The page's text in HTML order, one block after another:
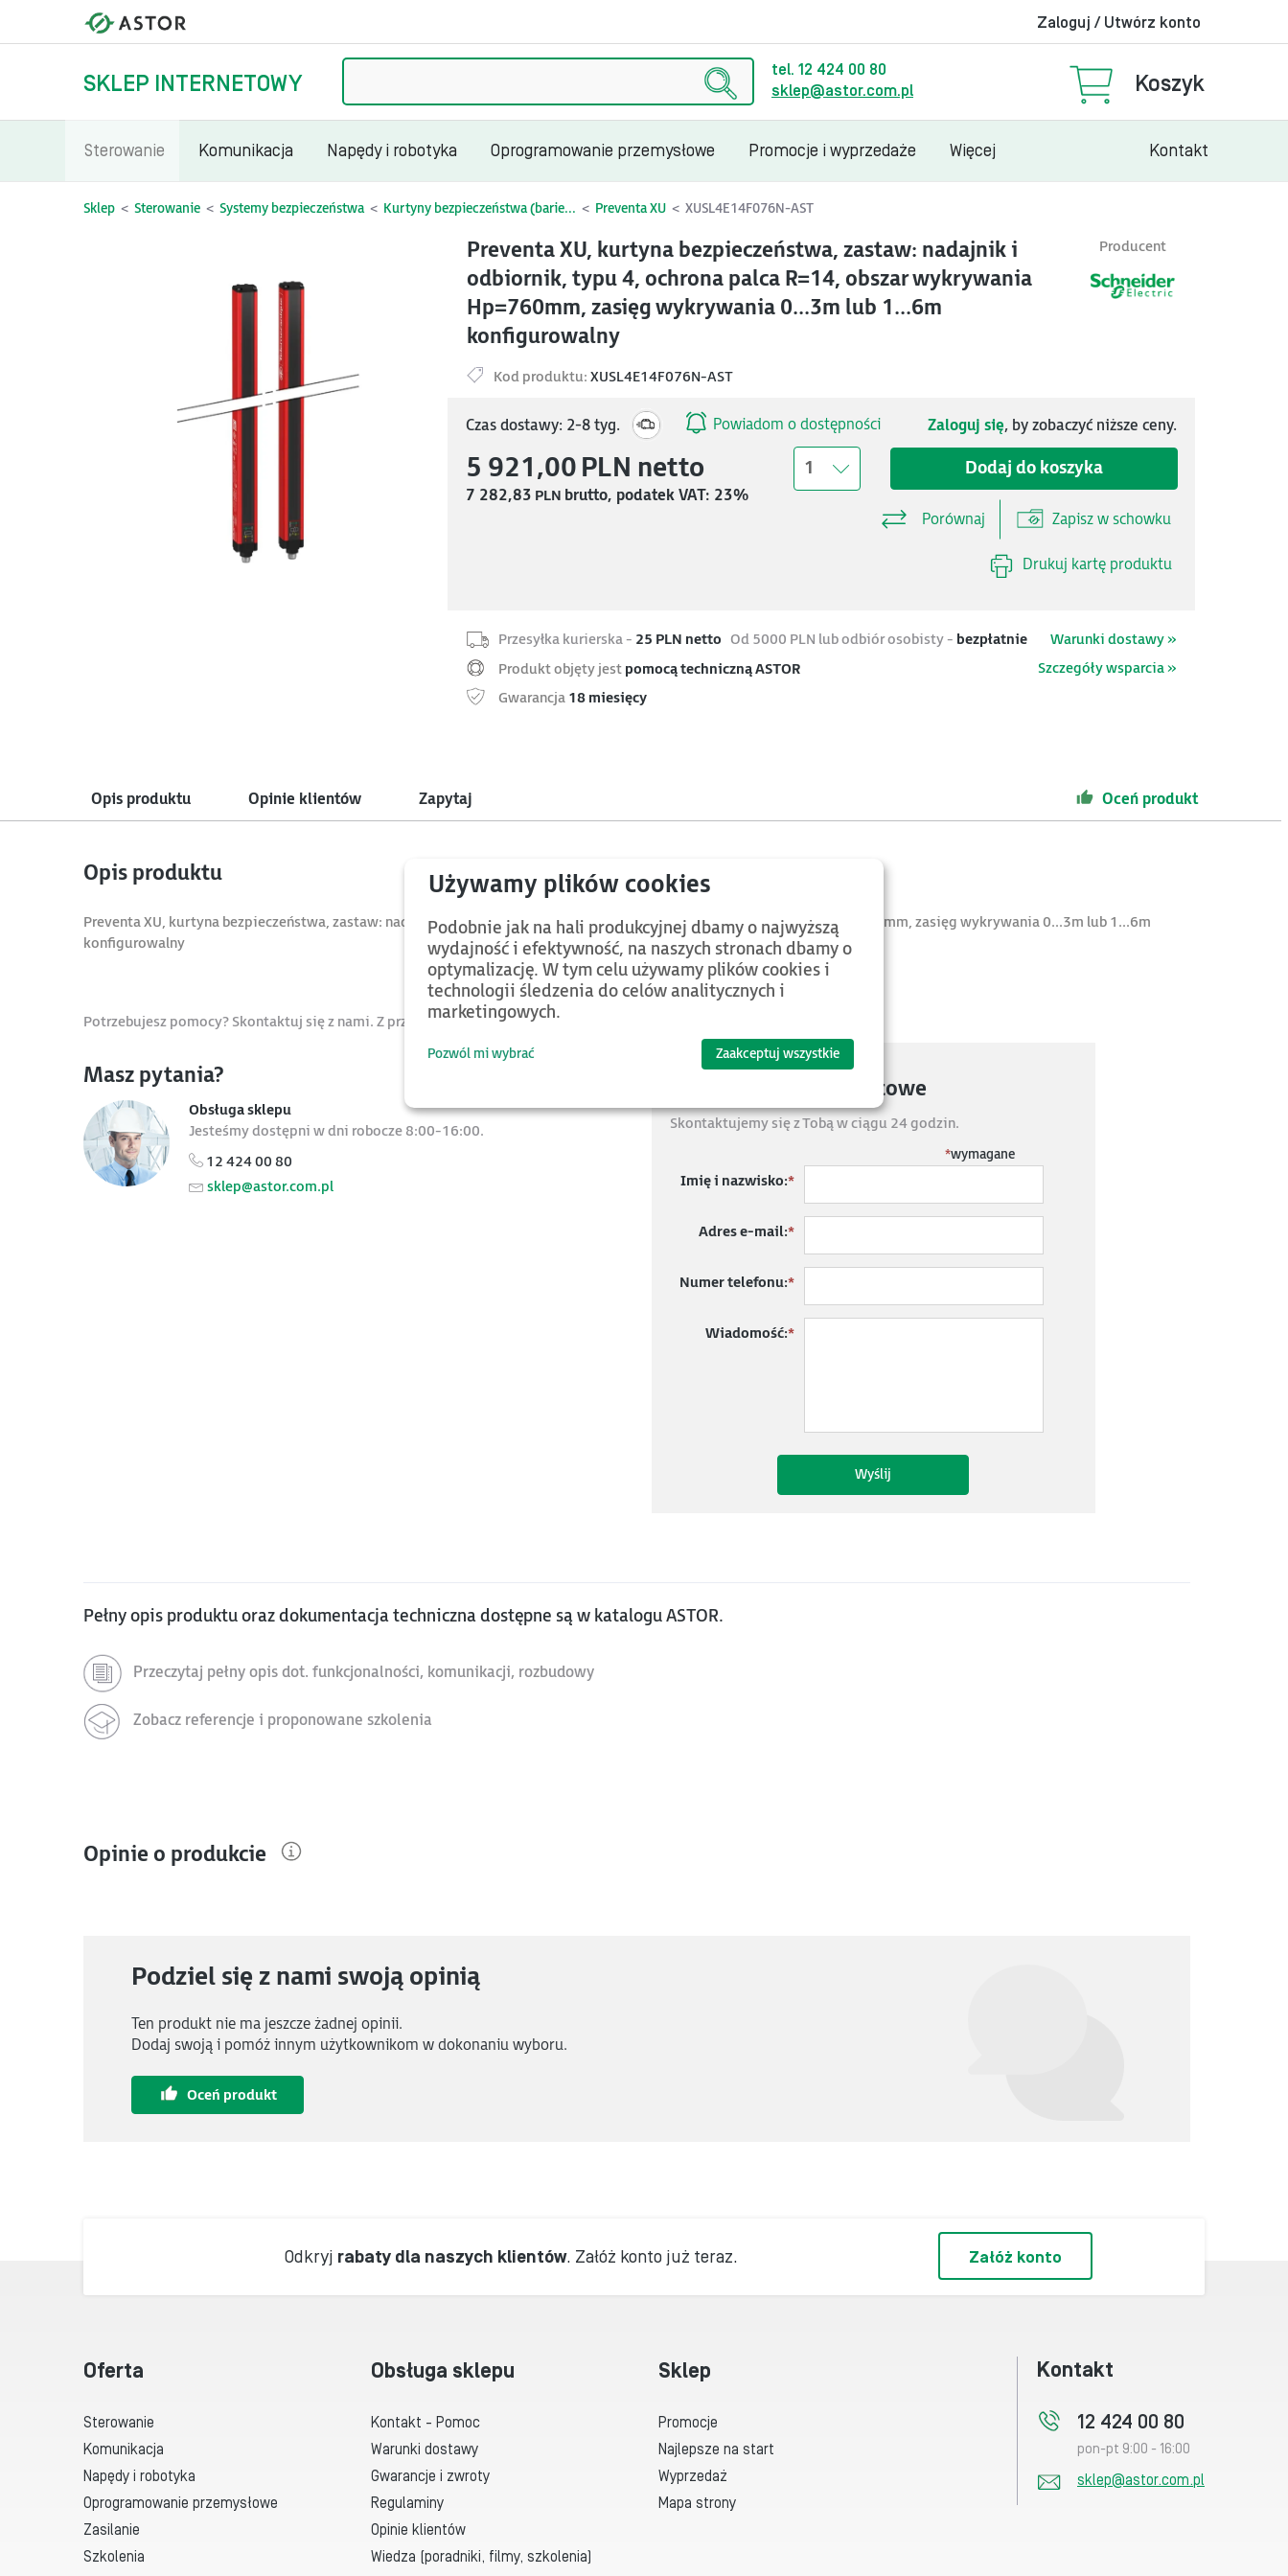
Zaloguj / Utwórz konto
SKLEP INTERNETOWY
tel. 12 424 00 80
sklep@astor.com.pl
Koszyk
Sterowanie Komunikacja Napędy i robotyka Oprogramowanie przemysłowe Promocje i wyprzedaże Więcej Kontakt
Sklep Sterowanie Systemy bezpieczeństwa Kurtyny bezpieczeństwa (barie... Preventa XU XUSL4E14F076N-AST
Producent
Preventa XU, kurtyna bezpieczeństwa, zastaw: nadajnik i
odbiornik, typu 4, ochrona palca R=14, obszar wykrywania
Hp=760mm, zasięg wykrywania 0...3m lub 1...6m
konfigurowalny
Kod produktu: XUSL4E14F076N-AST
Czas dostawy: 2-8 tyg. Powiadom o dostępności Zaloguj się, by zobaczyć niższe ceny.
Dodaj do koszyka
1
Porównaj Zapisz w schowku
Drukuj kartę produktu
5 921,00 PLN netto
7 282,83 PLN brutto, podatek VAT: 23%
Przesyłka kurierska - 25 PLN netto Od 5000 PLN lub odbiór osobisty - bezpłatnie
Warunki dostawy »
Produkt objęty jest pomocą techniczną ASTOR
Szczegóły wsparcia »
Gwarancja 18 miesięcy
Opis produktu Opinie klientów Zapytaj Oceń produkt
Opis produktu
Preventa XU, kurtyna bezpieczeństwa, zastaw: nadajnik i odbiornik, typu 4, ochrona palca R=14, obszar wykrywania Hp=760mm, zasięg wykrywania 0...3m lub 1...6m
konfigurowalny
Potrzebujesz pomocy? Skontaktuj się z nami. Z przyjemnością odpowiemy na wszystkie Twoje pytania.
Masz pytania?
Obsługa sklepu
Jesteśmy dostępni w dni robocze 8:00-16:00.
12 424 00 80
sklep@astor.com.pl
Wyślij zapytanie ofertowe
Skontaktujemy się z Tobą w ciągu 24 godzin.
*wymagane
Imię i nazwisko:*
Adres e-mail:*
Numer telefonu:*
Wiadomość:*
Pełny opis produktu oraz dokumentacja techniczna dostępne są w katalogu ASTOR.
Przeczytaj pełny opis dot. funkcjonalności, komunikacji, rozbudowy
Zobacz referencje i proponowane szkolenia
Opinie o produkcie
Podziel się z nami swoją opinią
Ten produkt nie ma jeszcze żadnej opinii.
Dodaj swoją i pomóż innym użytkownikom w dokonaniu wyboru.
Oceń produkt
Załóż konto
Odkryj rabaty dla naszych klientów. Załóż konto już teraz.
Oferta
Sterowanie
Komunikacja
Napędy i robotyka
Oprogramowanie przemysłowe
Zasilanie
Szkolenia
Obsługa sklepu
Kontakt - Pomoc
Warunki dostawy
Gwarancje i zwroty
Regulaminy
Opinie klientów
Wiedza (poradniki, filmy, szkolenia)
Sklep
Promocje
Najlepsze na start
Wyprzedaż
Mapa strony
Kontakt
12 424 00 80
pon-pt 9:00 - 16:00
sklep@astor.com.pl
Podobnie jak na hali produkcyjnej dbamy o najwyższą
wydajność i efektywność, na naszych stronach dbamy o
optymalizację. W tym celu używamy plików cookies i
technologii śledzenia do celów analitycznych i
marketingowych.
Pozwól mi wybrać Zaakceptuj wszystkie